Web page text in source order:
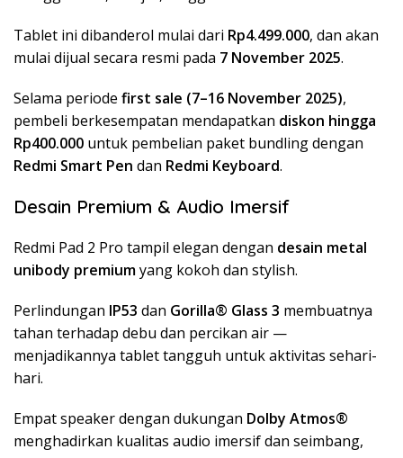
Tablet ini dibanderol mulai dari Rp4.499.000, dan akan
mulai dijual secara resmi pada 7 November 2025.
Selama periode first sale (7–16 November 2025),
pembeli berkesempatan mendapatkan diskon hingga
Rp400.000 untuk pembelian paket bundling dengan
Redmi Smart Pen dan Redmi Keyboard.
Desain Premium & Audio Imersif
Redmi Pad 2 Pro tampil elegan dengan desain metal
unibody premiumyang kokoh dan stylish.
Perlindungan IP53 dan Gorilla® Glass 3 membuatnya
tahan terhadap debu dan percikan air —
menjadikannya tablet tangguh untuk aktivitas sehari-
hari.
Empat speaker dengan dukungan Dolby Atmos®
menghadirkan kualitas audio imersif dan seimbang,